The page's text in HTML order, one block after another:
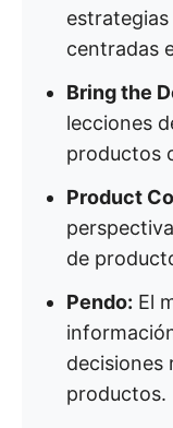
centradas
Bring the
lecciones
productos
Product
de
Pendo: El
decisiones
productos.